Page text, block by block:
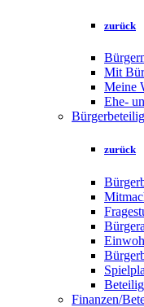
zurück
Mit
Meine
Ehe-
zurück
Finanzen/